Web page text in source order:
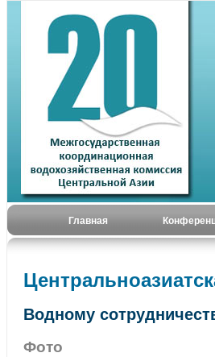
Главная
Водному
Фото